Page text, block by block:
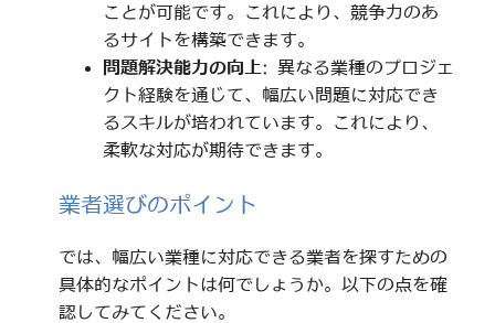
ことが可能です。これにより、競争力のあ
るサイトを構築できます。
問題解決能力の向上: 異なる業種のプロジェ
クト経験を通じて、幅広い問題に対応でき
るスキルが培われています。これにより、
柔軟な対応が期待できます。
業者選びのポイント
では、幅広い業種に対応できる業者を探すための
具体的なポイントは何でしょうか。以下の点を確
認してみてください。